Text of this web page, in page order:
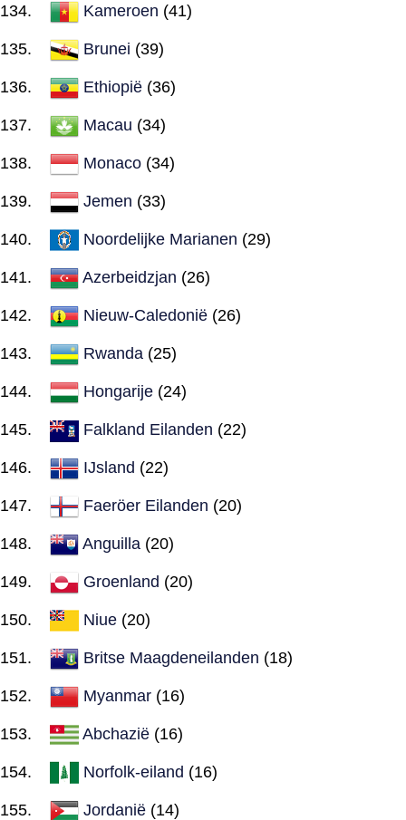
Kameroen (41)
Brunei (39)
Ethiopië (36)
Macau (34)
Monaco (34)
Jemen (33)
Noordelijke Marianen (29)
Azerbeidzjan (26)
Nieuw-Caledonië (26)
Rwanda (25)
Hongarije (24)
Falkland Eilanden (22)
IJsland (22)
Faeröer Eilanden (20)
Anguilla (20)
Groenland (20)
Niue (20)
Britse Maagdeneilanden (18)
Myanmar (16)
Abchazië (16)
Norfolk-eiland (16)
Jordanië (14)